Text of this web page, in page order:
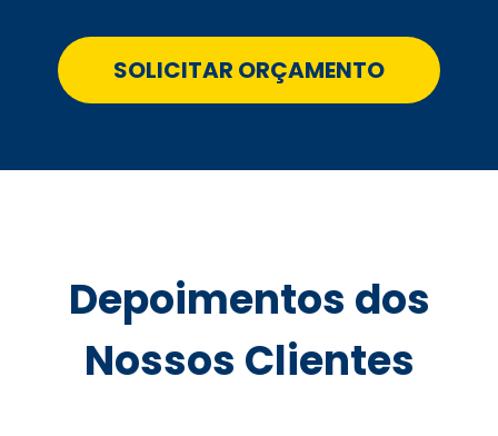
SOLICITAR ORÇAMENTO
Depoimentos dos
Nossos Clientes